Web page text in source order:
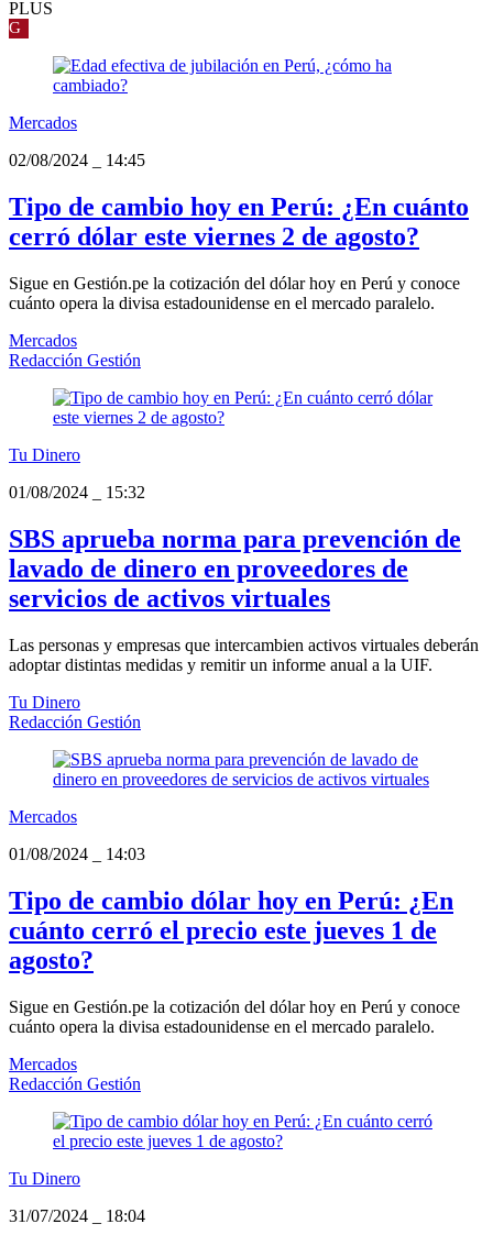
PLUS
G
Mercados
02/08/2024
14:45
Tipo de cambio hoy en Perú: ¿En cuánto
cerró dólar este viernes 2 de agosto?
Sigue en Gestión.pe la cotización del dólar hoy en Perú y conoce
cuánto opera la divisa estadounidense en el mercado paralelo.
Mercados
Redacción Gestión
Tu Dinero
01/08/2024
15:32
SBS aprueba norma para prevención de
lavado de dinero en proveedores de
servicios de activos virtuales
Las personas y empresas que intercambien activos virtuales deberán
adoptar distintas medidas y remitir un informe anual a la UIF.
Tu Dinero
Redacción Gestión
Mercados
01/08/2024
14:03
Tipo de cambio dólar hoy en Perú: ¿En
cuánto cerró el precio este jueves 1 de
agosto?
Sigue en Gestión.pe la cotización del dólar hoy en Perú y conoce
cuánto opera la divisa estadounidense en el mercado paralelo.
Mercados
Redacción Gestión
Tu Dinero
31/07/2024
18:04